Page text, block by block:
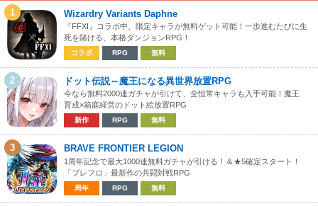
1 Wizardry Variants Daphne
『FFXI』コラボ中、限定キャラが無料ゲット可能！一歩進むたびに生
死を賭ける、本格ダンジョンRPG！
コラボ RPG 無料
2 ドット伝説～魔王になる異世界放置RPG
今なら無料2000連ガチャが引けて、全恒常キャラも入手可能！魔王
育成×箱庭経営のドット絵放置RPG
新作 RPG 無料
3 BRAVE FRONTIER LEGION
1周年記念で最大1000連無料ガチャが引ける！＆★5確定スタート！
「ブレフロ」最新作の共闘対戦RPG
周年 RPG 無料